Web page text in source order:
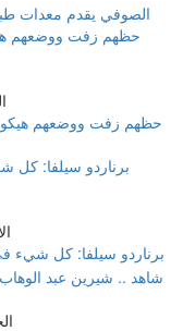
الصوفي يقدم معدات
برناردو سيلفا: كل شيء